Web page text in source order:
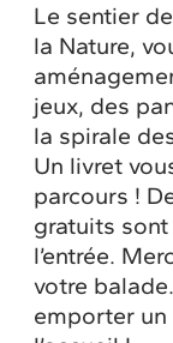
Le sentier
la Nature,
jeux, des
la spirale
Un livret
parcours !
gratuits
l’entrée.
votre
emporter un